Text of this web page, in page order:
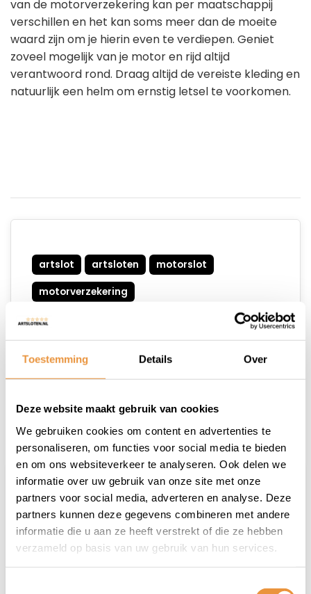
Toestemming Details Over
Deze website maakt gebruik van cookies
We gebruiken cookies om content en advertenties te
personaliseren, om functies voor social media te bieden
en om ons websiteverkeer te analyseren. Ook delen we
informatie over uw gebruik van onze site met onze
partners voor social media, adverteren en analyse. Deze
partners kunnen deze gegevens combineren met andere
informatie die u aan ze heeft verstrekt of die ze hebben
verzameld op basis van uw gebruik van hun services.
van de motorverzekering kan per maatschappij
verschillen en het kan soms meer dan de moeite
waard zijn om je hierin even te verdiepen. Geniet
zoveel mogelijk van je motor en rijd altijd
verantwoord rond. Draag altijd de vereiste kleding en
natuurlijk een helm om ernstig letsel te voorkomen.
artslot artsloten motorslot
motorverzekering
Recente artikelen